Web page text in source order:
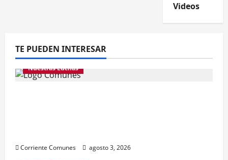
Videos
TE PUEDEN INTERESAR
Nuestras Luchas
Corriente Comunes
agosto 3, 2026